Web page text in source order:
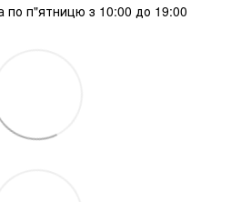
по п"ятницю з 10:00 до 19:00